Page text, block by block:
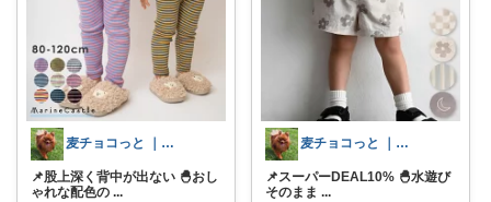
麦チョコっと ｜ キッズ＆ベビー 夏
📌股上深く背中が出ない 🐣おし
ゃれな配色の ...
麦チョコっと ｜ キッズ＆ベビー 夏
📌スーパーDEAL10% 🐣水遊び
そのまま ...